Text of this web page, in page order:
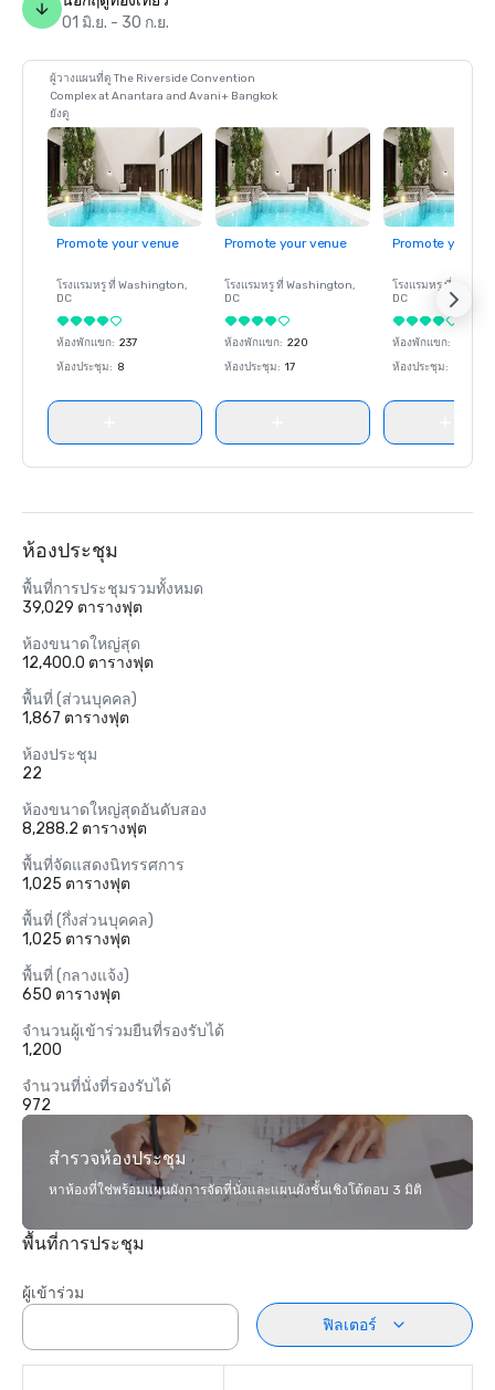
01 มิ.ย. - 30 ก.ย.
ผู้วางแผนที่ดู The Riverside Convention
Complex at Anantara and Avani+ Bangkok
ยังดู
Promote your venue
โรงแรมหรู ที่ Washington,
DC
ห้องพักแขก: 237
ห้องประชุม: 8
Promote your venue
โรงแรมหรู ที่ Washington,
DC
ห้องพักแขก: 220
ห้องประชุม: 17
Promote your
โรงแรมหรู ที่
DC
ห้องพักแขก:
ห้องประชุม:
ห้องประชุม
พื้นที่การประชุมรวมทั้งหมด
39,029 ตารางฟุต
ห้องขนาดใหญ่สุด
12,400.0 ตารางฟุต
พื้นที่ (ส่วนบุคคล)
1,867 ตารางฟุต
ห้องประชุม
22
ห้องขนาดใหญ่สุดอันดับสอง
8,288.2 ตารางฟุต
พื้นที่จัดแสดงนิทรรศการ
1,025 ตารางฟุต
พื้นที่ (กึ่งส่วนบุคคล)
1,025 ตารางฟุต
พื้นที่ (กลางแจ้ง)
650 ตารางฟุต
จำนวนผู้เข้าร่วมยืนที่รองรับได้
1,200
จำนวนที่นั่งที่รองรับได้
972
สำรวจห้องประชุม
หาห้องที่ใช่พร้อมแผนผังการจัดที่นั่งและแผนผังชั้นเชิงโต้ตอบ 3 มิติ
พื้นที่การประชุม
ผู้เข้าร่วม
ฟิลเตอร์